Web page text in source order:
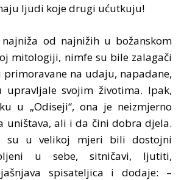
ljudi koje drugi ućutkuju!
od najnižih u božanskom
mitologiji, nimfe su bile zalagači
na udaju, napadane,
upravljale svojim životima. Ipak,
u „Odiseji“, ona je neizmjerno
uništava, ali i da čini dobra djela.
su u velikoj mjeri bili dostojni
u sebe, sitničavi, ljutiti,
spisateljica i dodaje: –